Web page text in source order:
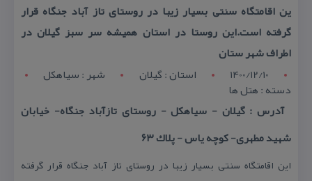
ین اقامتگاه سنتی بسیار زیبا در روستای تاز آباد جنگاه قرار
گرفته است.این روستا در استان همیشه سر سبز گیلان در
اطراف شهر ستان
1400/12/10
استان : گيلان شهر : سياهکل
دسته : هتل ها
آدرس : گیلان - سیاهكل - روستای تازآباد جنگاه- خیابان
شهید مطهری- كوچه یاس - پلاك ۶۳
این اقامتگاه سنتی بسیار زیبا در روستای تاز آباد جنگاه قرار گرفته